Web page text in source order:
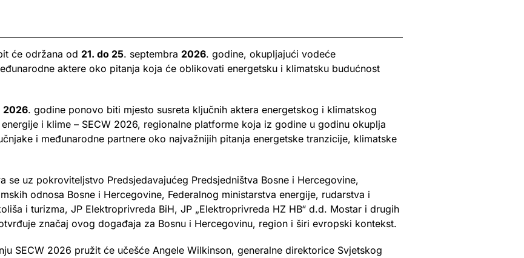
će održana od 21. do 25. septembra 2026. godine, okupljajući vodeće
aktere oko pitanja koja će oblikovati energetsku i klimatsku budućnost
2026. godine ponovo biti mjesto susreta ključnih aktera energetskog i klimatskog
i klime – SECW 2026, regionalne platforme koja iz godine u godinu okuplja
i međunarodne partnere oko najvažnijih pitanja energetske tranzicije, klimatske
se uz pokroviteljstvo Predsjedavajućeg Predsjedništva Bosne i Hercegovine,
odnosa Bosne i Hercegovine, Federalnog ministarstva energije, rudarstva i
i turizma, JP Elektroprivreda BiH, JP „Elektroprivreda HZ HB“ d.d. Mostar i drugih
značaj ovog događaja za Bosnu i Hercegovinu, region i širi evropski kontekst.
SECW 2026 pružit će učešće Angele Wilkinson, generalne direktorice Svjetskog